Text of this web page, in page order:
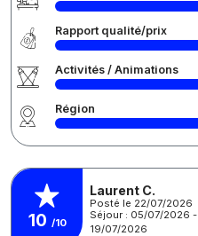
Rapport qualité/prix
Activités / Animations
Région
10 /10
Laurent C.
Posté le 22/07/2026
Séjour : 05/07/2026 -
19/07/2026